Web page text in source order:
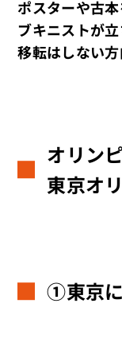
ポスターや古
ブキニストが
移転はしない
オリン
東京オ
①東京